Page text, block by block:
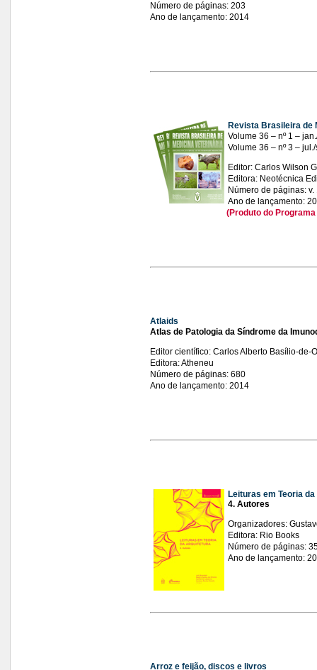
Número de páginas: 203
Ano de lançamento: 2014
Revista Brasileira de
Volume 36 – nº 1 –
Volume 36 – nº 3 –
Editor: Carlos Wilson
Editora: Neotécnica
Número de páginas: v.
Ano de lançamento:
(Produto do Programa Apoio à
Atlaids
Atlas de Patologia da Síndrome da
Editor científico: Carlos Alberto Basílio-de-
Editora: Atheneu
Número de páginas: 680
Ano de lançamento: 2014
Leituras em Teoria
4. Autores
Organizadores:
Editora: Rio Books
Número de páginas:
Ano de lançamento:
Arroz e feijão, discos e livros